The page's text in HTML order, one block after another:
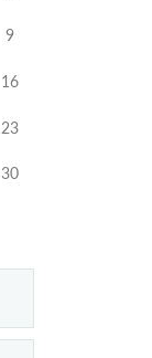
9
16
23
30